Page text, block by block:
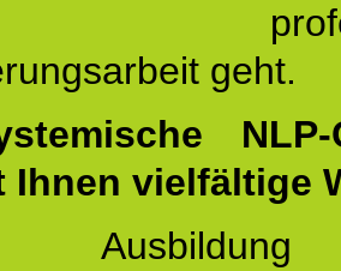
geht.
NLP-
Ihnen vielfältige